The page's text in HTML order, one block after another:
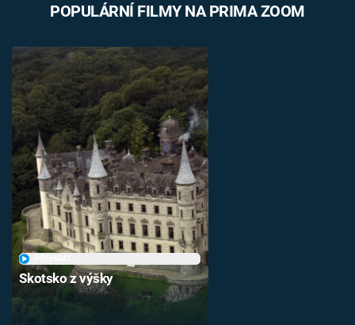
POPULÁRNÍ FILMY NA PRIMA ZOOM
Skotsko z výšky